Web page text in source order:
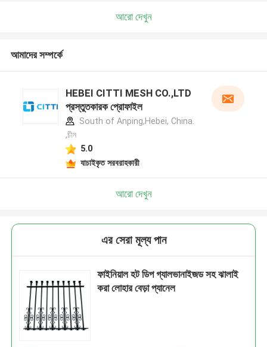
আরো দেখুন
আমাদের সম্পর্কে
HEBEI CITTI MESH CO.,LTD
প্রস্তুতকারক প্রোফাইল
South of Anping,Hebei, China.
,চীন
5.0
যাচাইকৃত সরবরাহকারী
আরো দেখুন
এর সেরা মূল্য পান
ফাইনিয়াল হট ডিপ গ্যালভানাইজড সহ ঝালাই
করা লোহার বেড়া প্যানেল